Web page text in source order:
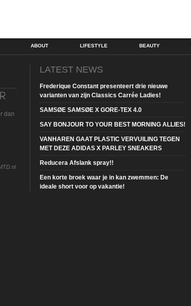
ABOUT LIFESTYLE BEAUTY
dan
LATEST NEWS
Frederique Constant presenteert drie nieuwe
varianten van zijn Classics Carrée Ladies!
SAMSØE SAMSØE X GORE-TEX 4.0
SAY BONJOUR TO YOUR BEST MORNING ALLIES!
VANHAREN GAAT PLASTIC VERVUILING TEGEN
MET DEZE ADIDAS X PARLEY SNEAKERS
Reducera Afslank spray!!
Een korte broek waar je in kan zwemmen: De
ideale short voor op vakantie!